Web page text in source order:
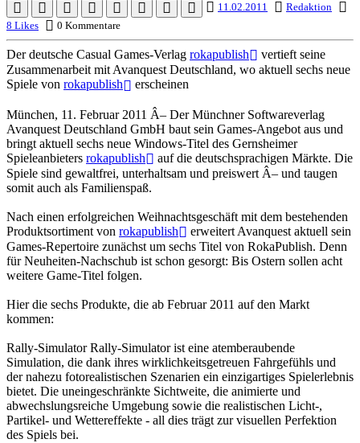
11.02.2011
Redaktion
8 Likes
0 Kommentare
Der deutsche Casual Games-Verlag rokapublish
vertieft seine
Zusammenarbeit mit Avanquest Deutschland, wo aktuell sechs neue
Spiele von rokapublish erscheinen
München, 11. Februar 2011 Â– Der Münchner Softwareverlag
Avanquest Deutschland GmbH baut sein Games-Angebot aus und
bringt aktuell sechs neue Windows-Titel des Gernsheimer
Spieleanbieters rokapublish
auf die deutschsprachigen Märkte. Die
Spiele sind gewaltfrei, unterhaltsam und preiswert Â– und taugen
somit auch als Familienspaß.
Nach einen erfolgreichen Weihnachtsgeschäft mit dem bestehenden
Produktsortiment von rokapublish
erweitert Avanquest aktuell sein
Games-Repertoire zunächst um sechs Titel von RokaPublish. Denn
für Neuheiten-Nachschub ist schon gesorgt: Bis Ostern sollen acht
weitere Game-Titel folgen.
Hier die sechs Produkte, die ab Februar 2011 auf den Markt
kommen:
Rally-Simulator Rally-Simulator ist eine atemberaubende
Simulation, die dank ihres wirklichkeitsgetreuen Fahrgefühls und
der nahezu fotorealistischen Szenarien ein einzigartiges Spielerlebnis
bietet. Die uneingeschränkte Sichtweite, die animierte und
abwechslungsreiche Umgebung sowie die realistischen Licht-,
Partikel- und Wettereffekte - all dies trägt zur visuellen Perfektion
des Spiels bei.